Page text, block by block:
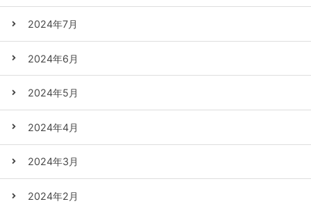
2024年7月
2024年6月
2024年5月
2024年4月
2024年3月
2024年2月